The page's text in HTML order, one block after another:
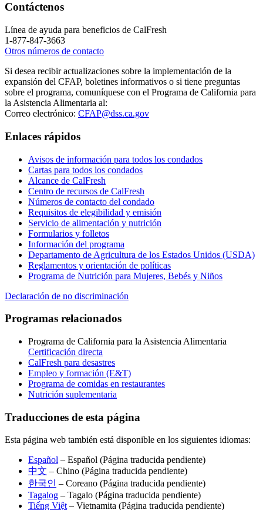
Contáctenos
Línea de ayuda para beneficios de CalFresh
1-877-847-3663
Otros números de contacto
Si desea recibir actualizaciones sobre la implementación de la
expansión del CFAP, boletines informativos o si tiene preguntas
sobre el programa, comuníquese con el Programa de California para
la Asistencia Alimentaria al:
Correo electrónico: CFAP@dss.ca.gov
Enlaces rápidos
Avisos de información para todos los condados
Cartas para todos los condados
Alcance de CalFresh
Centro de recursos de CalFresh
Números de contacto del condado
Requisitos de elegibilidad y emisión
Servicio de alimentación y nutrición
Formularios y folletos
Información del programa
Departamento de Agricultura de los Estados Unidos (USDA)
Reglamentos y orientación de políticas
Programa de Nutrición para Mujeres, Bebés y Niños
Declaración de no discriminación
Programas relacionados
Programa de California para la Asistencia Alimentaria
Certificación directa
CalFresh para desastres
Empleo y formación (E&T)
Programa de comidas en restaurantes
Nutrición suplementaria
Traducciones de esta página
Esta página web también está disponible en los siguientes idiomas:
Español – Español (Página traducida pendiente)
中文 – Chino (Página traducida pendiente)
한국인 – Coreano (Página traducida pendiente)
Tagalog – Tagalo (Página traducida pendiente)
Tiếng Việt– Vietnamita (Página traducida pendiente)